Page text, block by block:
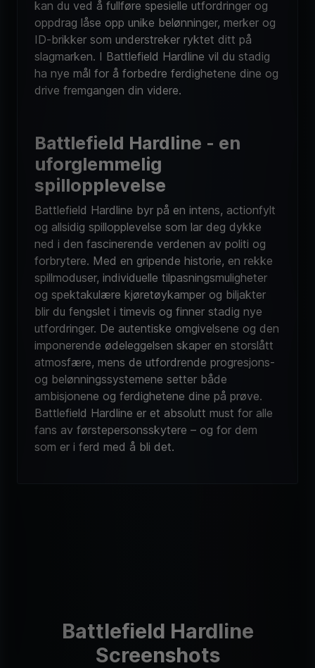
oppdrag låse opp unike belønninger, merker og
ID-brikker som understreker ryktet ditt på
slagmarken. I Battlefield Hardline vil du stadig
ha nye mål for å forbedre ferdighetene dine og
drive fremgangen din videre.
uforglemmelig
spillopplevelse
Battlefield Hardline byr på en intens, actionfylt
og allsidig spillopplevelse som lar deg dykke
ned i den fascinerende verdenen av politi og
forbrytere. Med en gripende historie, en rekke
spillmoduser, individuelle tilpasningsmuligheter
og spektakulære kjøretøykamper og biljakter
blir du fengslet i timevis og finner stadig nye
utfordringer. De autentiske omgivelsene og den
imponerende ødeleggelsen skaper en storslått
atmosfære, mens de utfordrende progresjons-
og belønningssystemene setter både
ambisjonene og ferdighetene dine på prøve.
Battlefield Hardline er et absolutt must for alle
fans av førstepersonsskytere – og for dem
som er i ferd med å bli det.
Battlefield Hardline
Screenshots